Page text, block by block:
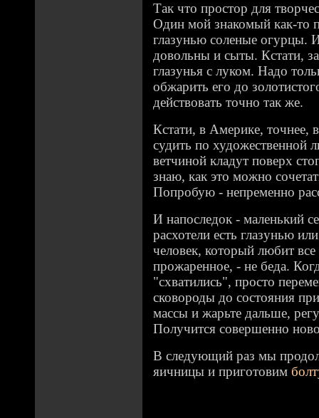
Так что простор для
Один мой знакомый как-то
глазунью соленые огурцы.
довольны и сыты. Кстати,
глазунья с луком. Надо
обжарить его до
действовать точно так же.
Кстати, в Америке, точнее,
судить по художественной
ветчиной кладут поверх
знаю, как это можно
Попробую - непременно
И напоследок - маленький
расхотели есть глазунью
человек, который любит
прожаренное, - не беда.
"схватились", просто
сковороды до состояния
массы и жарьте дальше,
Получится совершенно
В следующий раз мы
яичницы и приготовим